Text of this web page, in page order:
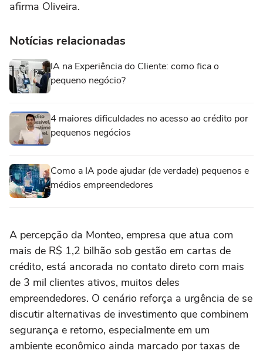
afirma Oliveira.
Notícias relacionadas
IA na Experiência do Cliente: como fica o
pequeno negócio?
4 maiores dificuldades no acesso ao crédito por
pequenos negócios
Como a IA pode ajudar (de verdade) pequenos e
médios empreendedores
A percepção da Monteo, empresa que atua com
mais de R$ 1,2 bilhão sob gestão em cartas de
crédito, está ancorada no contato direto com mais
de 3 mil clientes ativos, muitos deles
empreendedores. O cenário reforça a urgência de se
discutir alternativas de investimento que combinem
segurança e retorno, especialmente em um
ambiente econômico ainda marcado por taxas de